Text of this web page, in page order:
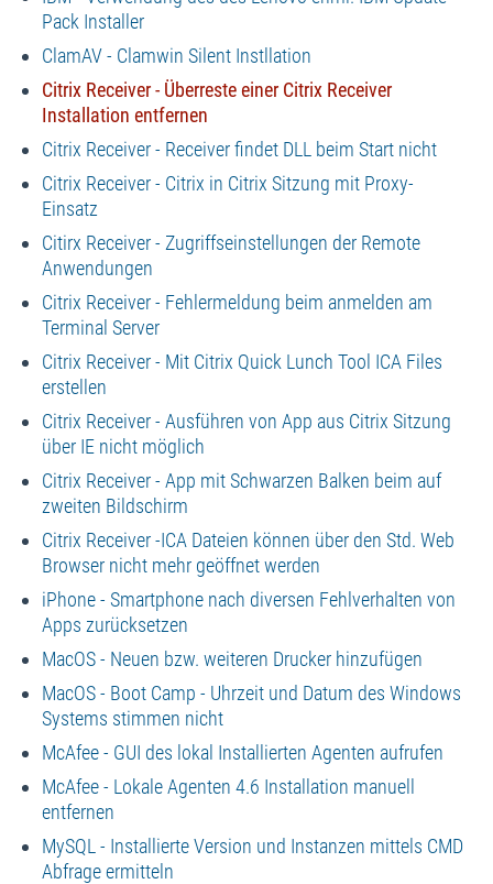
Pack Installer
ClamAV - Clamwin Silent Instllation
Citrix Receiver - Überreste einer Citrix Receiver
Installation entfernen
Citrix Receiver - Receiver findet DLL beim Start nicht
Citrix Receiver - Citrix in Citrix Sitzung mit Proxy-
Einsatz
Citirx Receiver - Zugriffseinstellungen der Remote
Anwendungen
Citrix Receiver - Fehlermeldung beim anmelden am
Terminal Server
Citrix Receiver - Mit Citrix Quick Lunch Tool ICA Files
erstellen
Citrix Receiver - Ausführen von App aus Citrix Sitzung
über IE nicht möglich
Citrix Receiver - App mit Schwarzen Balken beim auf
zweiten Bildschirm
Citrix Receiver -ICA Dateien können über den Std. Web
Browser nicht mehr geöffnet werden
iPhone - Smartphone nach diversen Fehlverhalten von
Apps zurücksetzen
MacOS - Neuen bzw. weiteren Drucker hinzufügen
MacOS - Boot Camp - Uhrzeit und Datum des Windows
Systems stimmen nicht
McAfee - GUI des lokal Installierten Agenten aufrufen
McAfee - Lokale Agenten 4.6 Installation manuell
entfernen
MySQL - Installierte Version und Instanzen mittels CMD
Abfrage ermitteln